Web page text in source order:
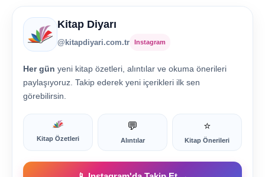
Kitap Diyarı
@kitapdiyari.com.tr Instagram
Her gün yeni kitap özetleri, alıntılar ve okuma önerileri
paylaşıyoruz. Takip ederek yeni içerikleri ilk sen
görebilirsin.
Kitap Özetleri
💬
Alıntılar
⭐
Kitap Önerileri